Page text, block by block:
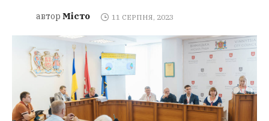
автор Місто 11 СЕРПНЯ, 2023